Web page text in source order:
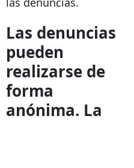
Las denuncias
pueden
realizarse de
forma
anónima. La